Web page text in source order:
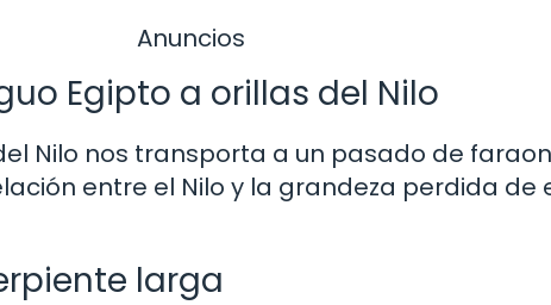
Anuncios
Egipto a orillas del Nilo
Nilo nos transporta a un pasado de
entre el Nilo y la grandeza perdida de
larga